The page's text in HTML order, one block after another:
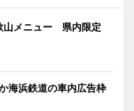
山メニュー 県内限定
海浜鉄道の車内広告枠